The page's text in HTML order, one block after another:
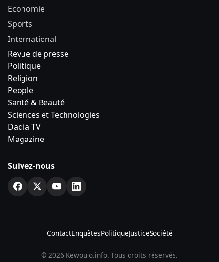
Economie
Sports
International
Revue de presse
Politique
Religion
People
Santé & Beauté
Sciences et Technologies
Dadia TV
Magazine
Suivez-nous
ContactEnquêtesPolitiqueJusticeSociété
© 2026 Kewoulo.info. Tous droits réservés.